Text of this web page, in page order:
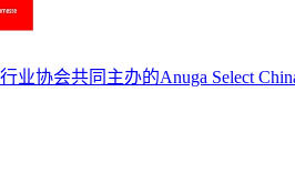
协会共同主办的Anuga Select